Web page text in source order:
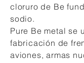
cloruro de Be
sodio.
Pure Be metal se
fabricación de
aviones, armas